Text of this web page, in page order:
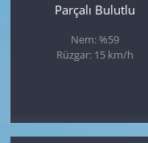
Parçalı Bulutlu
Nem: %59
Rüzgar: 15 km/h